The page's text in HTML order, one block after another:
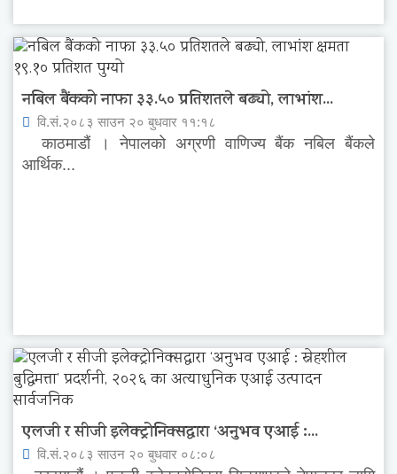
नबिल बैंकको नाफा ३३.५० प्रतिशतले बढ्यो, लाभांश...
वि.सं.२०८३ साउन २० बुधवार ११:१८
काठमाडौं । नेपालको अग्रणी वाणिज्य बैंक नबिल बैंकले
आर्थिक...
एलजी र सीजी इलेक्ट्रोनिक्सद्वारा ‘अनुभव एआई :...
वि.सं.२०८३ साउन २० बुधवार ०८:०८